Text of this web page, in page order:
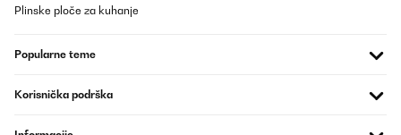
Plinske ploče za kuhanje
Popularne teme
Korisnička podrška